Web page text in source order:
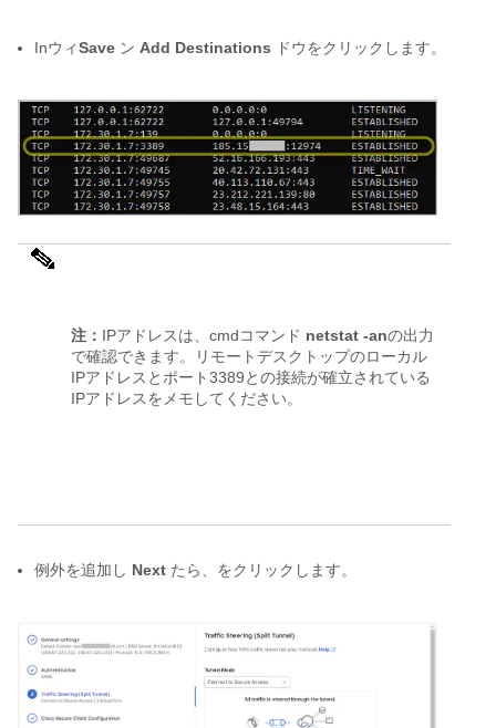
InウィSave ン Add Destinations ドウをクリックします。
注： IPアドレスは、cmdコマンド netstat -anの出力
で確認できます。リモートデスクトップのローカル
IPアドレスとポート3389との接続が確立されている
IPアドレスをメモしてください。
例外を追加し Next たら、をクリックします。